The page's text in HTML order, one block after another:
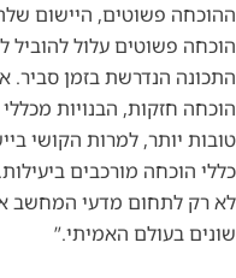
ההוכחה פשוטים, היישום
הוכחה פשוטים עלול
התכונה הנדרשת בזמן סביר.
הוכחה חזקות, הבנויות
טובות יותר, למרות הקושי
כללי הוכחה מורכבים
לא רק לתחום מדעי המחשב
שונים בעולם האמיתי.”